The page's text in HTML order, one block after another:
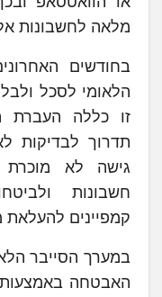
מלאה לחשבונות
בחודשים
הלאומי לסכל
זו כללה העברת
תדרוך לבדיקות
גישה לא מוכרת
חשבונות
קמפיינים להעלאת
במערך הסייבר
האבטחה באמצעות